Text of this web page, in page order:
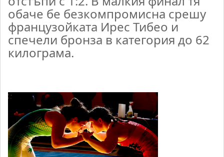
обаче бе безкомпромисна срешу
французойката Ирес Тибео и
спечели бронза в категория до 62
килограма.